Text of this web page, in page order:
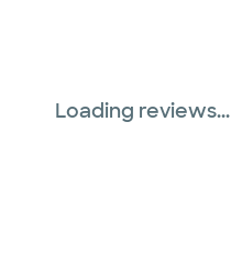
Loading reviews...